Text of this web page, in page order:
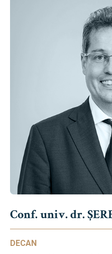
Conf. univ. dr.
DECAN